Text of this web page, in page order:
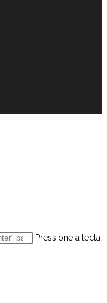
Pressione a tecla